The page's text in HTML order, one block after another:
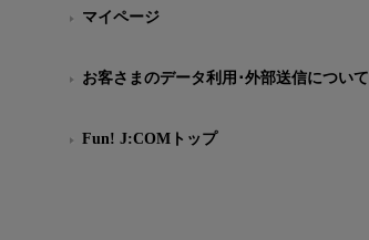
マイページ
お客さまのデータ利用･外部送信について
Fun! J:COMトップ